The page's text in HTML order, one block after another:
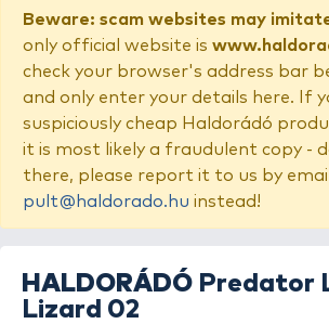
Beware: scam websites may
only official website is
check your browser's address bar
and only enter your details here. If
suspiciously cheap Haldorádó
it is most likely a fraudulent copy -
there, please report it to us by
pult@haldorado.hu instead!
HALDORÁDÓ Predator
Lizard 02